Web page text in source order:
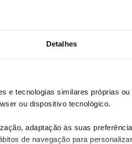
Detalhes
e tecnologias similares próprias
ou dispositivo tecnológico.
adaptação às suas
de navegação para